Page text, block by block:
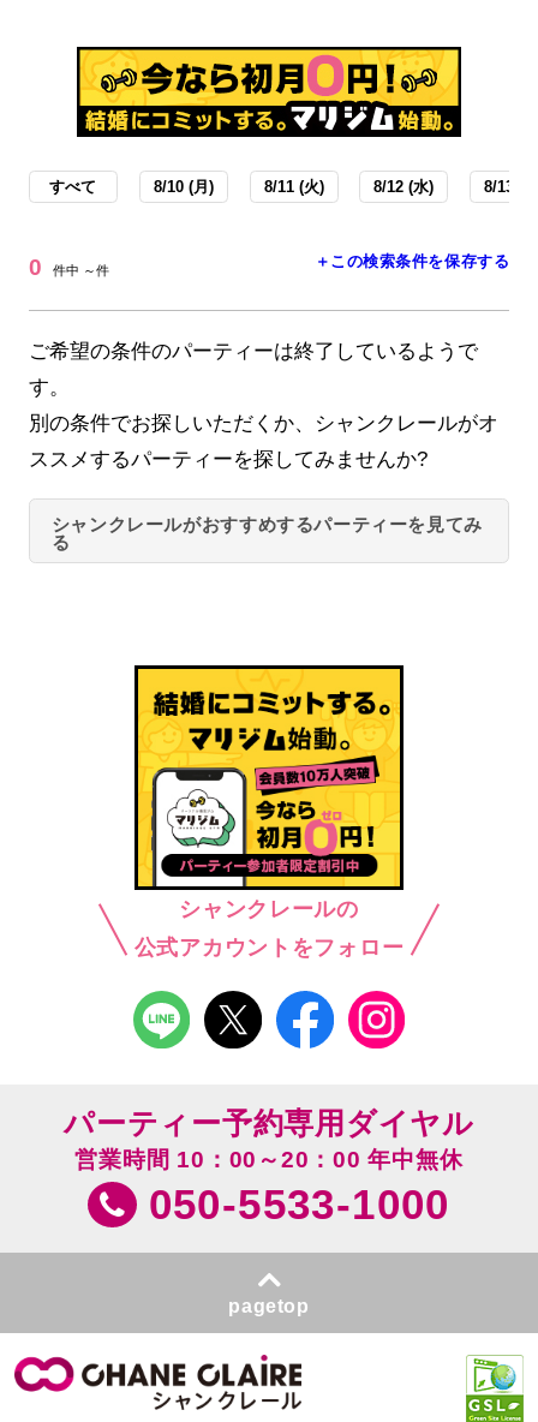
すべて 8/10 (月) 8/11 (火) 8/12 (水) 8/13 (
0 件中 ～件 ＋この検索条件を保存する
ご希望の条件のパーティーは終了しているようで
す。
別の条件でお探しいただくか、シャンクレールがオ
ススメするパーティーを探してみませんか?
シャンクレールがおすすめするパーティーを見てみ
る
シャンクレールの
公式アカウントをフォロー
パーティー予約専用ダイヤル
営業時間 10：00～20：00 年中無休
050-5533-1000
pagetop